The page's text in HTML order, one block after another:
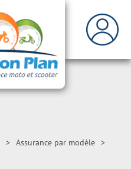
> Assurance par modèle >